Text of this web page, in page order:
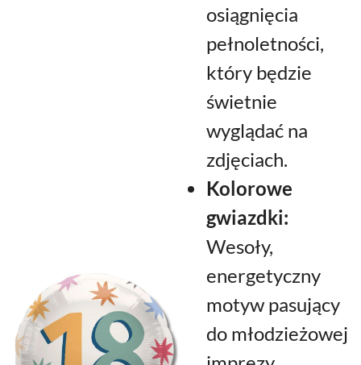
osiągnięcia
pełnoletności,
który będzie
świetnie
wyglądać na
zdjęciach.
Kolorowe
gwiazdki:
Wesoły,
energetyczny
motyw pasujący
do młodzieżowej